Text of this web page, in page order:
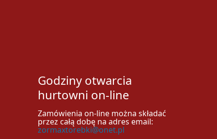
Godziny otwarcia
hurtowni on-line
Zamówienia on-line można składać
przez całą dobę na adres email:
zormaxtorebki@onet.pl